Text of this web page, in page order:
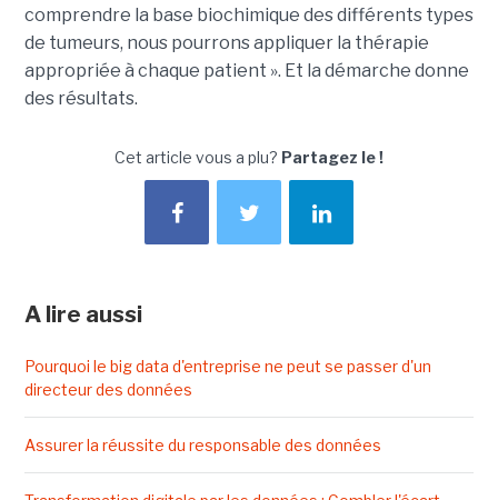
comprendre la base biochimique des différents types
de tumeurs, nous pourrons appliquer la thérapie
appropriée à chaque patient ». Et la démarche donne
des résultats.
Cet article vous a plu? Partagez le !
A lire aussi
Pourquoi le big data d'entreprise ne peut se passer d'un
directeur des données
Assurer la réussite du responsable des données